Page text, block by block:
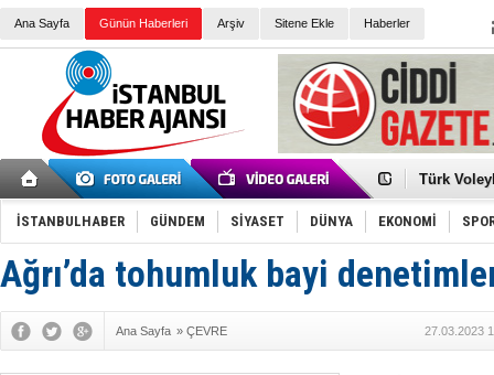
Ana Sayfa Günün Haberleri Arşiv Sitene Ekle Haberler
Elena
Türk
Töreninde
İkinci El
Guguk
Sneaker
Erkek
Tommy
Ankara
İSTANBULHABER GÜNDEM SİYASET DÜNYA EKONOMİ
Ağrı’da tohumluk bayi
Ana Sayfa » ÇEVRE 27.03.2023